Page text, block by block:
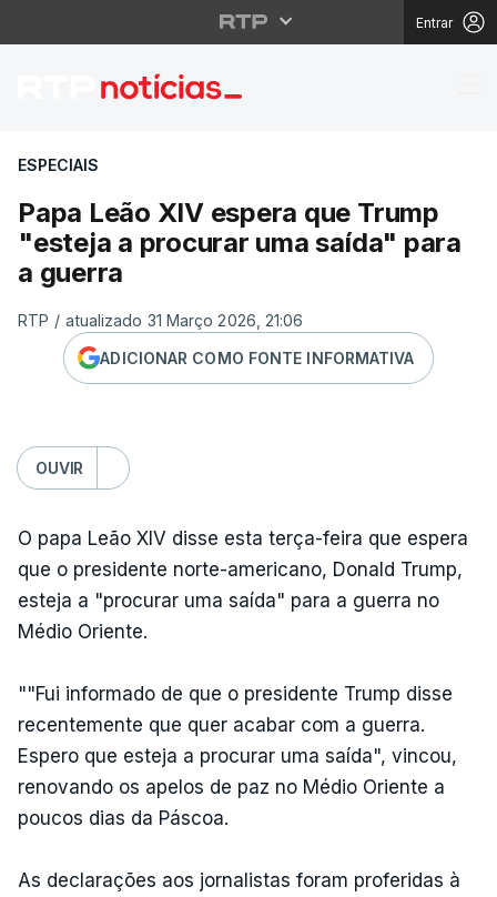
Entrar
Papa Leão XIV
ESPECIAIS
Papa Leão XIV espera que Trump
"esteja a procurar uma saída" para
a guerra
RTP / atualizado 31 Março 2026, 21:06
ADICIONAR COMO FONTE INFORMATIVA
OUVIR
O papa Leão XIV disse esta terça-feira que espera
que o presidente norte-americano, Donald Trump,
esteja a "procurar uma saída" para a guerra no
Médio Oriente.
""Fui informado de que o presidente Trump disse
recentemente que quer acabar com a guerra.
Espero que esteja a procurar uma saída", vincou,
renovando os apelos de paz no Médio Oriente a
poucos dias da Páscoa.
As declarações aos jornalistas foram proferidas à